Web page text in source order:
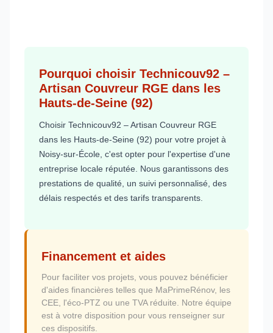
Pourquoi choisir Technicouv92 –
Artisan Couvreur RGE dans les
Hauts-de-Seine (92)
Choisir Technicouv92 – Artisan Couvreur RGE
dans les Hauts-de-Seine (92) pour votre projet à
Noisy-sur-École, c'est opter pour l'expertise d'une
entreprise locale réputée. Nous garantissons des
prestations de qualité, un suivi personnalisé, des
délais respectés et des tarifs transparents.
Financement et aides
Pour faciliter vos projets, vous pouvez bénéficier
d'aides financières telles que MaPrimeRénov, les
CEE, l'éco-PTZ ou une TVA réduite. Notre équipe
est à votre disposition pour vous renseigner sur
ces dispositifs.